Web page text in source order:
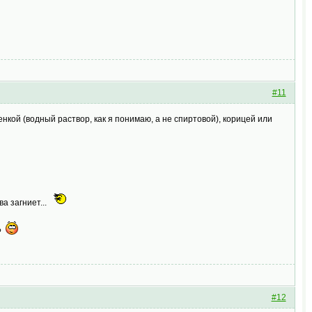
#11
(водный раствор, как я понимаю, а не спиртовой), корицей или
загниет...
#12